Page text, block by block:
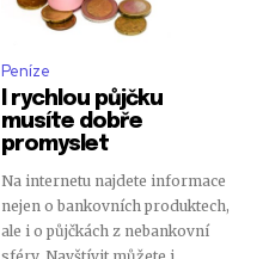
Peníze
I rychlou půjčku
musíte dobře
promyslet
Na internetu najdete informace
nejen o bankovních produktech,
ale i o půjčkách z nebankovní